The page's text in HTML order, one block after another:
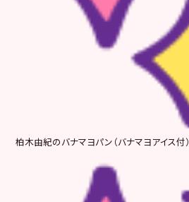
柏木由紀のバナマヨパン（バナマヨアイス付）